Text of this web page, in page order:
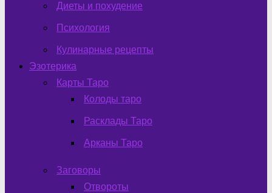
Диеты и похудение
Психология
Кулинарные рецепты
Эзотерика
Карты Таро
Колоды таро
Расклады Таро
Арканы Таро
Заговоры
Отвороты